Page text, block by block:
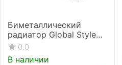
Биметаллический
радиатор Global Style
Plus 350 3 секции
0.0
В наличии